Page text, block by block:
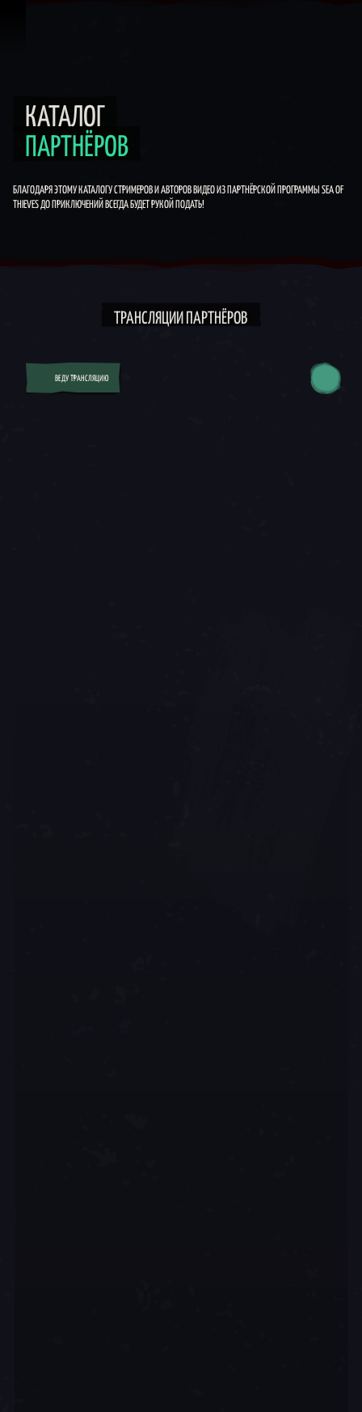
Каталог партнёров
КАТАЛОГ
ПАРТНЁРОВ
БЛАГОДАРЯ ЭТОМУ КАТАЛОГУ СТРИМЕРОВ И АВТОРОВ ВИДЕО ИЗ ПАРТНЁРСКОЙ ПРОГРАММЫ SEA OF
THIEVES ДО ПРИКЛЮЧЕНИЙ ВСЕГДА БУДЕТ РУКОЙ ПОДАТЬ!
ТРАНСЛЯЦИИ ПАРТНЁРОВ
ВЕДУ ТРАНСЛЯЦИЮ